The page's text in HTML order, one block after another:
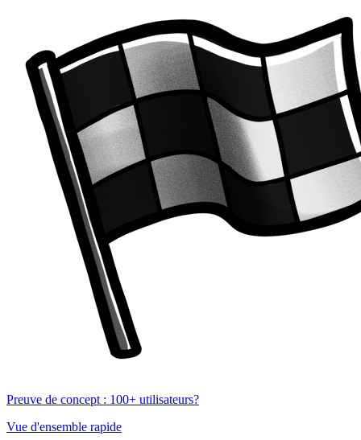
Preuve de concept : 100+ utilisateurs?
Vue d'ensemble rapide